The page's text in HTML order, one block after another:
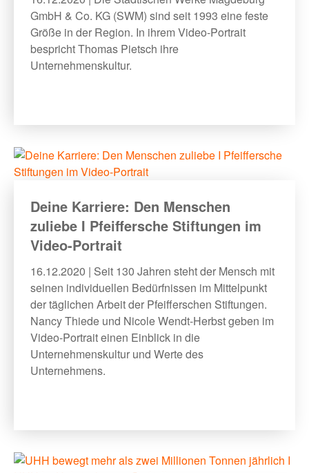
GmbH & Co. KG (SWM) sind seit 1993 eine feste
Größe in der Region. In ihrem Video-Portrait
bespricht Thomas Pietsch ihre
Unternehmenskultur.
Deine Karriere: Den Menschen
zuliebe I Pfeiffersche Stiftungen im
Video-Portrait
16.12.2020 | Seit 130 Jahren steht der Mensch mit
seinen individuellen Bedürfnissen im Mittelpunkt
der täglichen Arbeit der Pfeifferschen Stiftungen.
Nancy Thiede und Nicole Wendt-Herbst geben im
Video-Portrait einen Einblick in die
Unternehmenskultur und Werte des
Unternehmens.​​